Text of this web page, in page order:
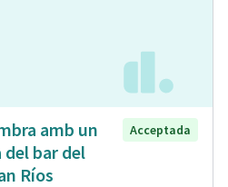
amb un
del bar del
Ríos
Acceptada